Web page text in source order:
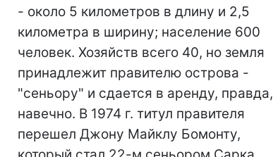
- около 5 километров в длину и 2,5
километра в ширину; население 600
человек. Хозяйств всего 40, но земля
принадлежит правителю острова -
"сеньору" и сдается в аренду, правда,
навечно. В 1974 г. титул правителя
перешел Джону Майклу Бомонту,